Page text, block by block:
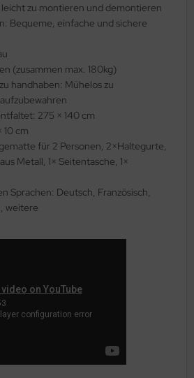
zu montieren und demontieren
Bequeme, einfache und sichere
(zusammen max. 180kg)
handhaben: Mühelos zu
275 × 140 cm
10 cm
für 2 Personen, 2×Haltegurte,
Metall, 1× Seitentasche, 1×
Sprachen: Deutsch, Französisch,
weitere